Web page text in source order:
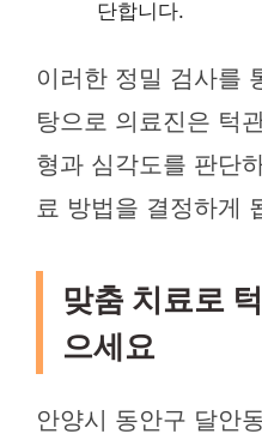
단합니다.
이러한 정밀 검사를
탕으로 의료진은 턱
형과 심각도를 판단
료 방법을 결정하게
맞춤 치료로
으세요
안양시 동안구 달안